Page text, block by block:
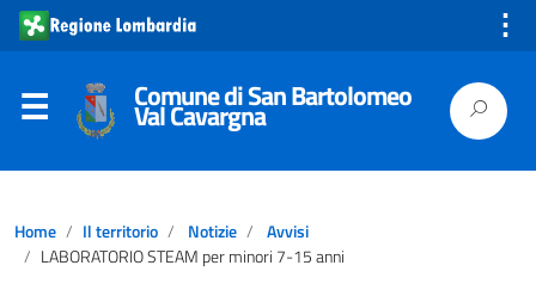
⋮
Comune di San Bartolomeo
Val Cavargna
Home Il territorio Notizie
Avvisi
LABORATORIO STEAM per minori 7-15 anni